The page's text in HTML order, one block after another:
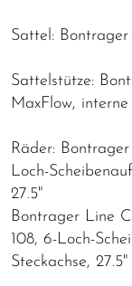
Sattel:
Sattelstütze:
MaxFlow,
Räder:
Loch-
27.5"
Bontrager Line
108, 6-Loch-
Steckachse, 27.5"